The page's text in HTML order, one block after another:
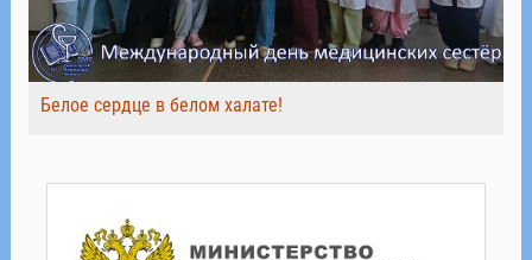
Белое сердце в белом халате!